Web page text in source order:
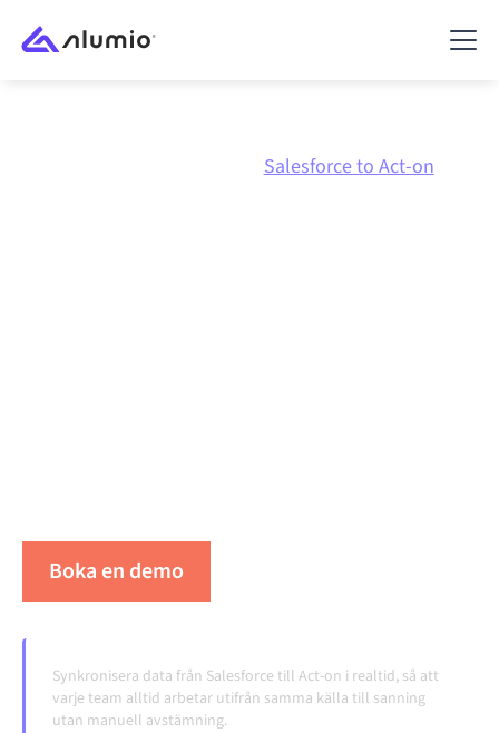
Salesforce to Act-on
Boka en demo
Synkronisera data från Salesforce till Act-on i realtid, så att
varje team alltid arbetar utifrån samma källa till sanning
utan manuell avstämning.